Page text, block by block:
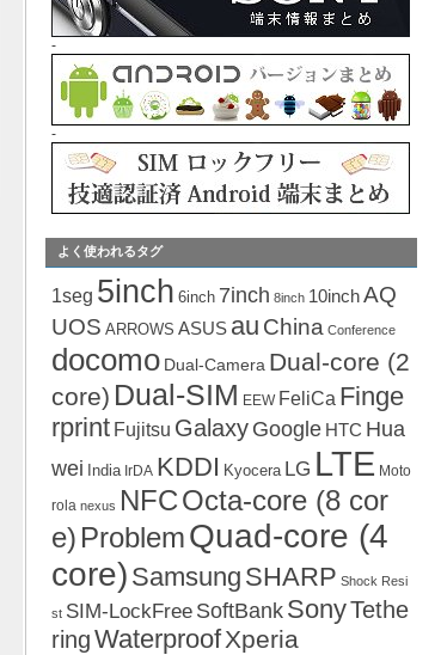
-
-
よく使われるタグ
1seg 5inch 6inch 7inch 8inch 10inchAQ
UOS ARROWS ASUS au China Conference
docomo Dual-Camera Dual-core (2
core) Dual-SIM EEW FeliCa Finge
rprint Fujitsu Galaxy Google HTC Hua
wei India IrDA KDDI Kyocera LG LTE Moto
rola nexus NFCOcta-core (8 cor
e) ProblemQuad-core (4
core) Samsung SHARP Shock Resi
st SIM-LockFree SoftBank SonyTethe
ringWaterproofXperia